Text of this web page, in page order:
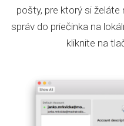
pošty, pre ktorý si
správ do priečinka na
kliknite na